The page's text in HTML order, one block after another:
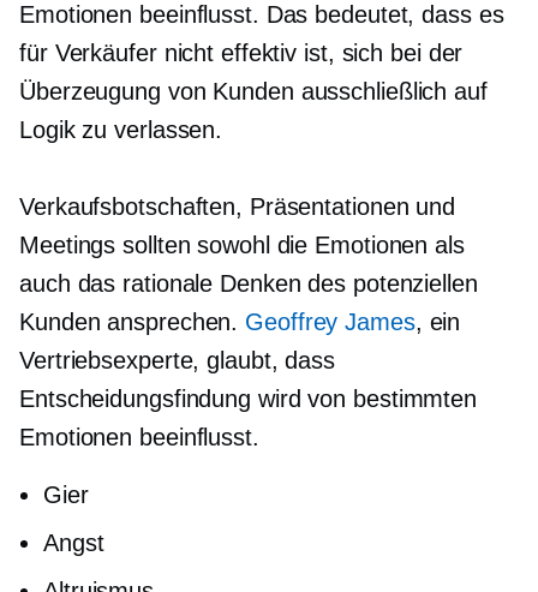
Emotionen beeinflusst. Das bedeutet, dass es
für Verkäufer nicht effektiv ist, sich bei der
Überzeugung von Kunden ausschließlich auf
Logik zu verlassen.
Verkaufsbotschaften, Präsentationen und
Meetings sollten sowohl die Emotionen als
auch das rationale Denken des potenziellen
Kunden ansprechen. Geoffrey James, ein
Vertriebsexperte, glaubt, dass
Entscheidungsfindung wird von bestimmten
Emotionen beeinflusst.
Gier
Angst